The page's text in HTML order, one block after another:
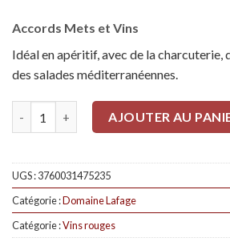
Accords Mets et Vins
Idéal en apéritif, avec de la charcuterie,
des salades méditerranéennes.
AJOUTER AU
UGS :3760031475235
Catégorie :Domaine Lafage
Catégorie :Vins rouges